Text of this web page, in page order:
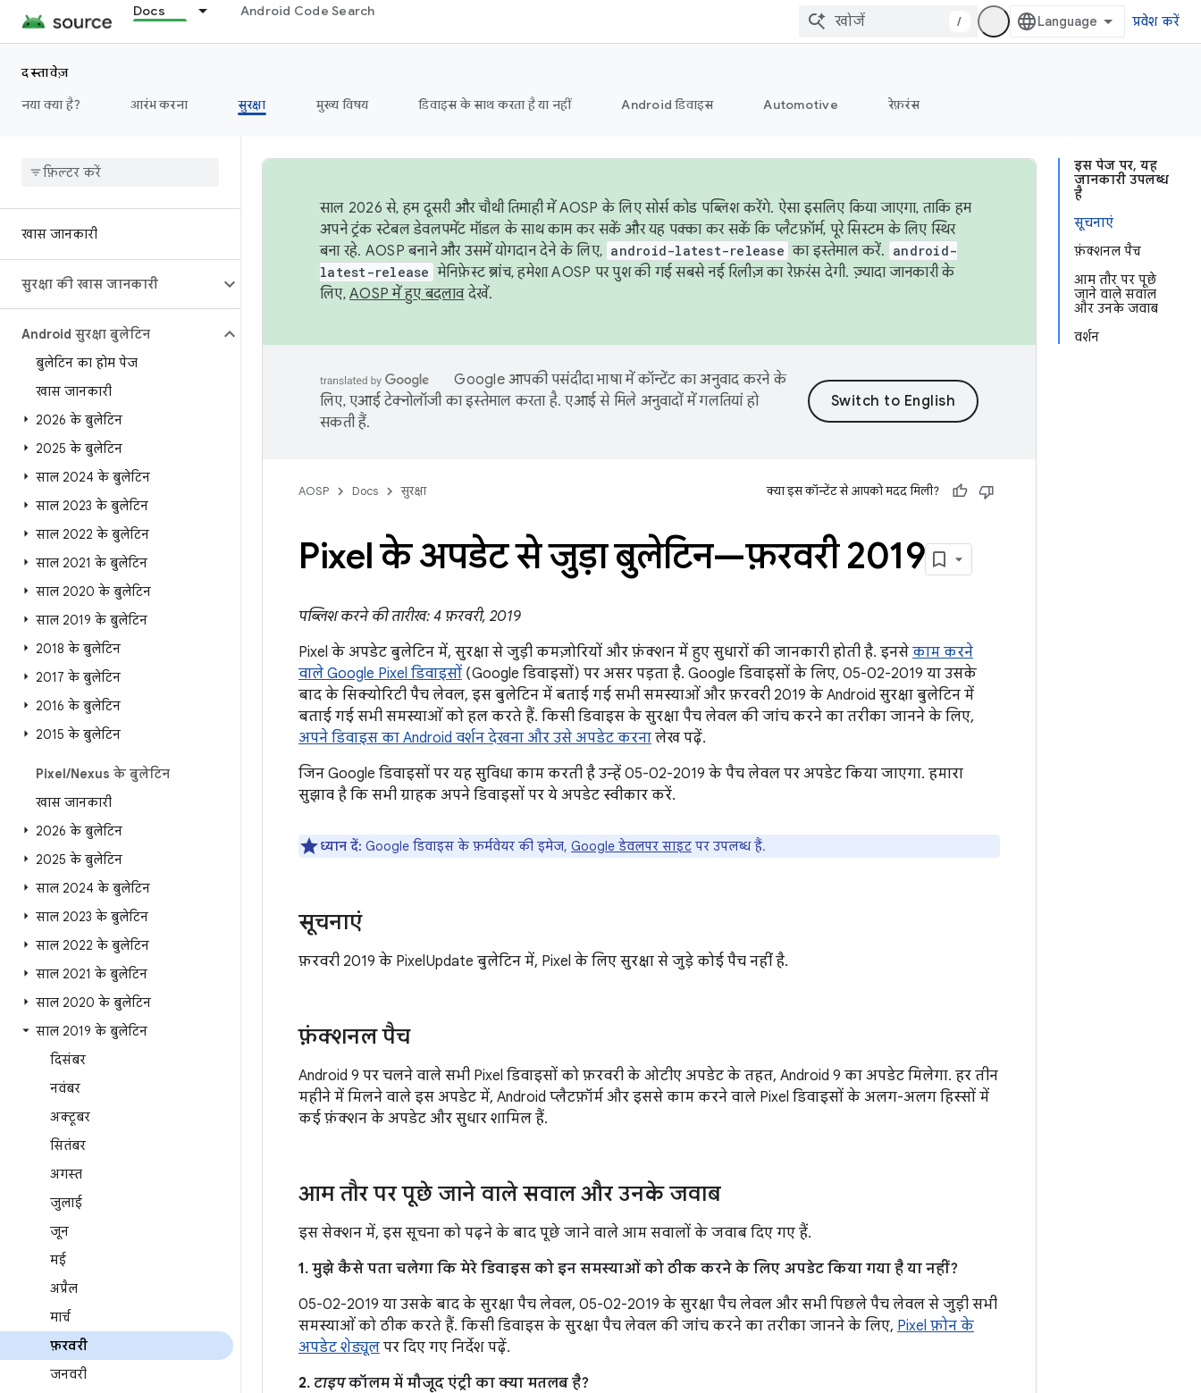
Docs Android Code Search
/ प्रवेश करें
दस्तावेज़
नया क्या है?
आरंभ करना सुरक्षा मुख्य विषय डिवाइस के साथ करता है या नहीं Android डिवाइस Automotive रेफ़रंस
खास जानकारी
सुरक्षा की खास जानकारी
Android सुरक्षा बुलेटिन
बुलेटिन का होम पेज
खास जानकारी
2026 के बुलेटिन
2025 के बुलेटिन
साल 2024 के बुलेटिन
साल 2023 के बुलेटिन
साल 2022 के बुलेटिन
साल 2021 के बुलेटिन
साल 2020 के बुलेटिन
साल 2019 के बुलेटिन
2018 के बुलेटिन
2017 के बुलेटिन
2016 के बुलेटिन
2015 के बुलेटिन
Pixel/Nexus के बुलेटिन
खास जानकारी
2026 के बुलेटिन
2025 के बुलेटिन
साल 2024 के बुलेटिन
साल 2023 के बुलेटिन
साल 2022 के बुलेटिन
साल 2021 के बुलेटिन
साल 2020 के बुलेटिन
साल 2019 के बुलेटिन
दिसंबर
नवंबर
अक्टूबर
सितंबर
अगस्त
जुलाई
जून
मई
अप्रैल
मार्च
फ़रवरी
जनवरी
इस पेज पर, यह
जानकारी उपलब्ध
है
सूचनाएं
फ़ंक्शनल पैच
आम तौर पर पूछे
जाने वाले सवाल
और उनके जवाब
वर्शन
साल 2026 से, हम दूसरी और चौथी तिमाही में AOSP के लिए सोर्स कोड पब्लिश करेंगे. ऐसा इसलिए किया जाएगा, ताकि हम
अपने ट्रंक स्टेबल डेवलपमेंट मॉडल के साथ काम कर सकें और यह पक्का कर सकें कि प्लैटफ़ॉर्म, पूरे सिस्टम के लिए स्थिर
बना रहे. AOSP बनाने और उसमें योगदान देने के लिए, android-latest-release का इस्तेमाल करें. android-
latest-release मेनिफ़ेस्ट ब्रांच, हमेशा AOSP पर पुश की गई सबसे नई रिलीज़ का रेफ़रंस देगी. ज़्यादा जानकारी के
लिए, AOSP में हुए बदलावदेखें.
Google आपकी पसंदीदा भाषा में कॉन्टेंट का अनुवाद करने के
लिए, एआई टेक्नोलॉजी का इस्तेमाल करता है. एआई से मिले अनुवादों में गलतियां हो
सकती हैं.
AOSP Docs सुरक्षा क्या इस कॉन्टेंट से आपको मदद मिली?
Pixel के अपडेट से जुड़ा बुलेटिन—फ़रवरी 2019
पब्लिश करने की तारीख: 4 फ़रवरी, 2019
Pixel के अपडेट बुलेटिन में, सुरक्षा से जुड़ी कमज़ोरियों और फ़ंक्शन में हुए सुधारों की जानकारी होती है. इनसे काम करने
वाले Google Pixel डिवाइसों (Google डिवाइसों) पर असर पड़ता है. Google डिवाइसों के लिए, 05-02-2019 या उसके
बाद के सिक्योरिटी पैच लेवल, इस बुलेटिन में बताई गई सभी समस्याओं और फ़रवरी 2019 के Android सुरक्षा बुलेटिन में
बताई गई सभी समस्याओं को हल करते हैं. किसी डिवाइस के सुरक्षा पैच लेवल की जांच करने का तरीका जानने के लिए,
अपने डिवाइस का Android वर्शन देखना और उसे अपडेट करना लेख पढ़ें.
जिन Google डिवाइसों पर यह सुविधा काम करती है उन्हें 05-02-2019 के पैच लेवल पर अपडेट किया जाएगा. हमारा
सुझाव है कि सभी ग्राहक अपने डिवाइसों पर ये अपडेट स्वीकार करें.
ध्यान दें: Google डिवाइस के फ़र्मवेयर की इमेज, Google डेवलपर साइट पर उपलब्ध हैं.
सूचनाएं
फ़रवरी 2019 के Pixel Update बुलेटिन में, Pixel के लिए सुरक्षा से जुड़े कोई पैच नहीं है.
फ़ंक्शनल पैच
Android 9 पर चलने वाले सभी Pixel डिवाइसों को फ़रवरी के ओटीए अपडेट के तहत, Android 9 का अपडेट मिलेगा. हर तीन
महीने में मिलने वाले इस अपडेट में, Android प्लैटफ़ॉर्म और इससे काम करने वाले Pixel डिवाइसों के अलग-अलग हिस्सों में
कई फ़ंक्शन के अपडेट और सुधार शामिल हैं.
आम तौर पर पूछे जाने वाले सवाल और उनके जवाब
इस सेक्शन में, इस सूचना को पढ़ने के बाद पूछे जाने वाले आम सवालों के जवाब दिए गए हैं.
1. मुझे कैसे पता चलेगा कि मेरे डिवाइस को इन समस्याओं को ठीक करने के लिए अपडेट किया गया है या नहीं?
05-02-2019 या उसके बाद के सुरक्षा पैच लेवल, 05-02-2019 के सुरक्षा पैच लेवल और सभी पिछले पैच लेवल से जुड़ी सभी
समस्याओं को ठीक करते हैं. किसी डिवाइस के सुरक्षा पैच लेवल की जांच करने का तरीका जानने के लिए, Pixel फ़ोन के
अपडेट शेड्यूल पर दिए गए निर्देश पढ़ें.
2. टाइपकॉलम में मौजूद एंट्री का क्या मतलब है?